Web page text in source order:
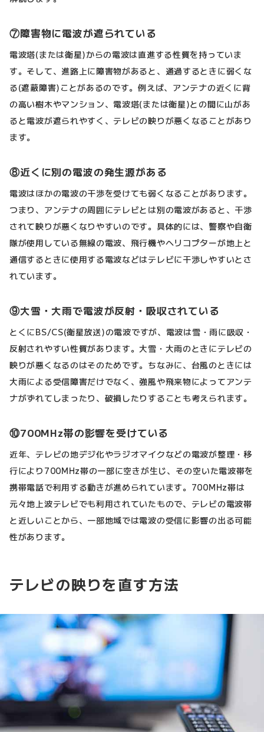
⑦障害物に電波が遮られている
電波塔(または衛星)からの電波は直進する性質を持っていま
す。そして、進路上に障害物があると、通過するときに弱くな
る(遮蔽障害)ことがあるのです。例えば、アンテナの近くに背
の高い樹木やマンション、電波塔(または衛星)との間に山があ
ると電波が遮られやすく、テレビの映りが悪くなることがあり
ます。
⑧近くに別の電波の発生源がある
電波はほかの電波の干渉を受けても弱くなることがあります。
つまり、アンテナの周囲にテレビとは別の電波があると、干渉
されて映りが悪くなりやすいのです。具体的には、警察や自衛
隊が使用している無線の電波、飛行機やヘリコプターが地上と
通信するときに使用する電波などはテレビに干渉しやすいとさ
れています。
⑨大雪・大雨で電波が反射・吸収されている
とくにBS/CS(衛星放送)の電波ですが、電波は雪・雨に吸収・
反射されやすい性質があります。大雪・大雨のときにテレビの
映りが悪くなるのはそのためです。ちなみに、台風のときには
大雨による受信障害だけでなく、強風や飛来物によってアンテ
ナがずれてしまったり、破損したりすることも考えられます。
⑩700MHz帯の影響を受けている
近年、テレビの地デジ化やラジオマイクなどの電波が整理・移
行により700MHz帯の一部に空きが生じ、その空いた電波帯を
携帯電話で利用する動きが進められています。700MHz帯は
元々地上波テレビでも利用されていたもので、テレビの電波帯
と近しいことから、一部地域では電波の受信に影響の出る可能
性があります。
テレビの映りを直す方法